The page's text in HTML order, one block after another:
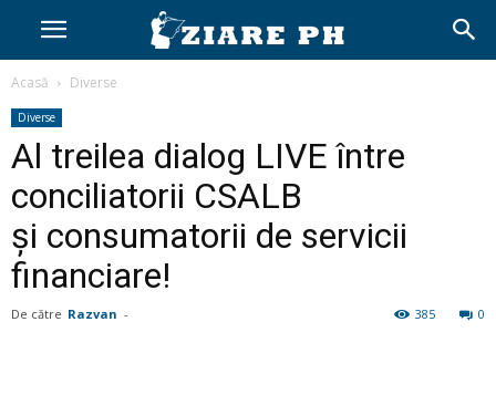
Acasă Diverse
Diverse
Al treilea dialog LIVE între
conciliatorii CSALB
și consumatorii de servicii
financiare!
De către Razvan - 0
385